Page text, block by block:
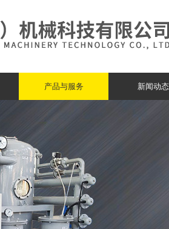
产品与服务 新闻动态